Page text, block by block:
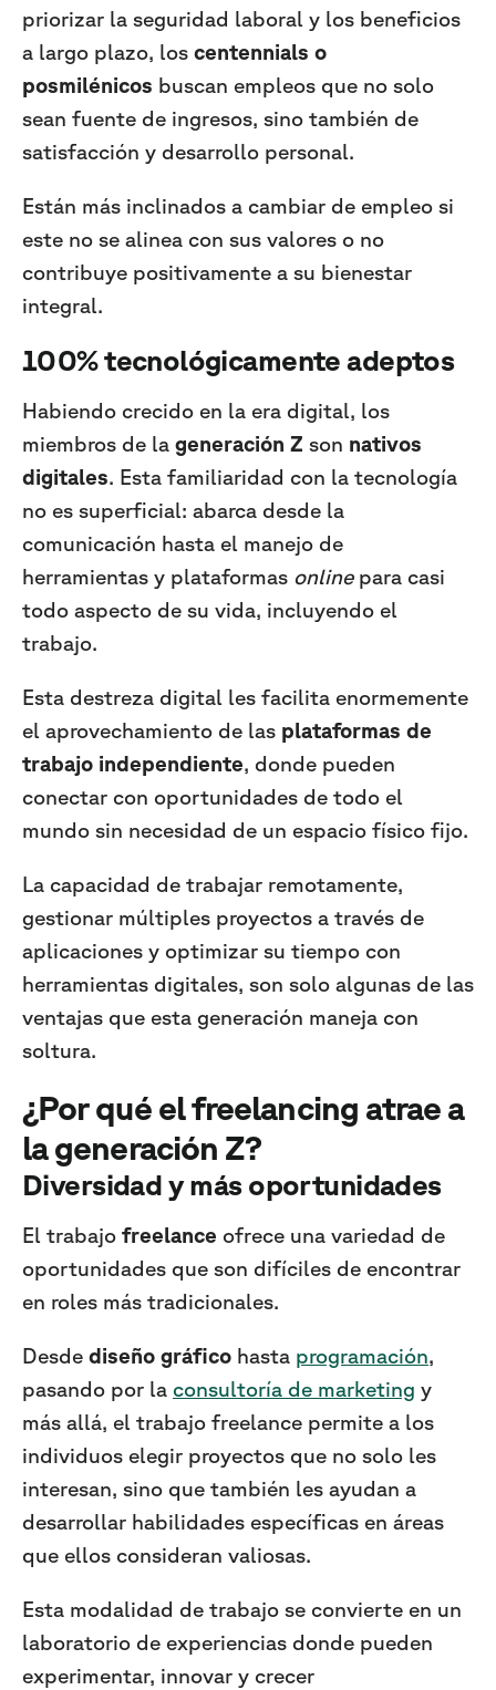
priorizar la seguridad laboral y los beneficios
a largo plazo, los centennials o
posmilénicos buscan empleos que no solo
sean fuente de ingresos, sino también de
satisfacción y desarrollo personal.
Están más inclinados a cambiar de empleo si
este no se alinea con sus valores o no
contribuye positivamente a su bienestar
integral.
100% tecnológicamente adeptos
Habiendo crecido en la era digital, los
miembros de la generación Z son nativos
digitales. Esta familiaridad con la tecnología
no es superficial: abarca desde la
comunicación hasta el manejo de
herramientas y plataformas onlinepara casi
todo aspecto de su vida, incluyendo el
trabajo.
Esta destreza digital les facilita enormemente
el aprovechamiento de las plataformas de
trabajo independiente, donde pueden
conectar con oportunidades de todo el
mundo sin necesidad de un espacio físico fijo.
La capacidad de trabajar remotamente,
gestionar múltiples proyectos a través de
aplicaciones y optimizar su tiempo con
herramientas digitales, son solo algunas de las
ventajas que esta generación maneja con
soltura.
¿Por qué elfreelancing atrae a
lageneración Z?
Diversidad y más oportunidades
El trabajo freelance ofrece una variedad de
oportunidades que son difíciles de encontrar
en roles más tradicionales.
Desde diseño gráfico hasta programación,
pasando por la consultoría de marketing y
más allá, el trabajo freelance permite a los
individuos elegir proyectos que no solo les
interesan, sino que también les ayudan a
desarrollar habilidades específicas en áreas
que ellos consideran valiosas.
Esta modalidad de trabajo se convierte en un
laboratorio de experiencias donde pueden
experimentar, innovar y crecer